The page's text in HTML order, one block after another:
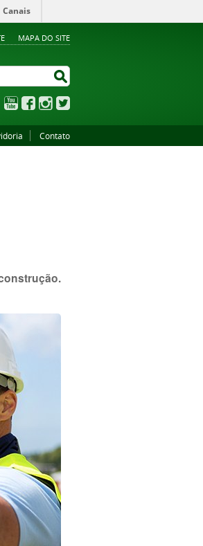
MAPA DO SITE
Canais
YouTubeFacebookInstagram
Contato